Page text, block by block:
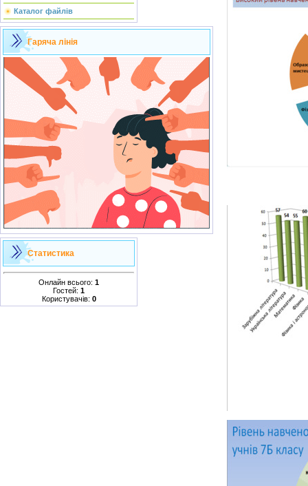
Каталог файлів
Гаряча лінія
Статистика
Онлайн всього: 1
Гостей: 1
Користувачів: 0